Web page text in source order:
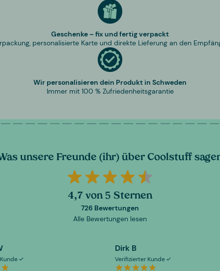
Geschenke – fix und fertig verpackt
personalisierte Karte und direkte Lieferung an den
Wir personalisieren dein Produkt in Schweden
Immer mit 100 % Zufriedenheitsgarantie
unsere Freunde (ihr) über Coolstuff
4,7 von 5 Sternen
726 Bewertungen
Alle Bewertungen lesen
Dirk B
Verifizierter Kunde